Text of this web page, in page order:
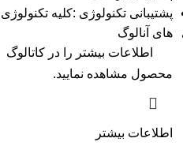
پشتیبانی تکنولوژی :کلیه تکنولوژی
های آنالوگ
اطلاعات بیشتر را در کاتالوگ
محصول مشاهده نمایید.
اطلاعات بیشتر